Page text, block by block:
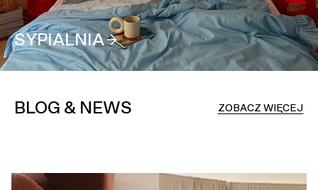
SYPIALNIA
BLOG & NEWS ZOBACZ WIĘCEJ